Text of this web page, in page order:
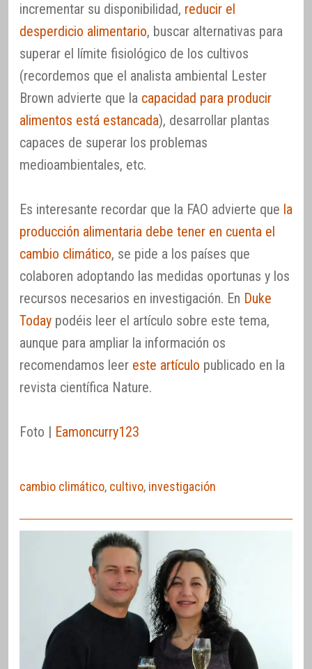
incrementar su disponibilidad, reducir el
desperdicio alimentario, buscar alternativas para
superar el límite fisiológico de los cultivos
(recordemos que el analista ambiental Lester
Brown advierte que la capacidad para producir
alimentos está estancada), desarrollar plantas
capaces de superar los problemas
medioambientales, etc.
Es interesante recordar que la FAO advierte que la
producción alimentaria debe tener en cuenta el
cambio climático, se pide a los países que
colaboren adoptando las medidas oportunas y los
recursos necesarios en investigación. En Duke
Today podéis leer el artículo sobre este tema,
aunque para ampliar la información os
recomendamos leer este artículo publicado en la
revista científica Nature.
Foto | Eamoncurry123
cambio climático, cultivo, investigación